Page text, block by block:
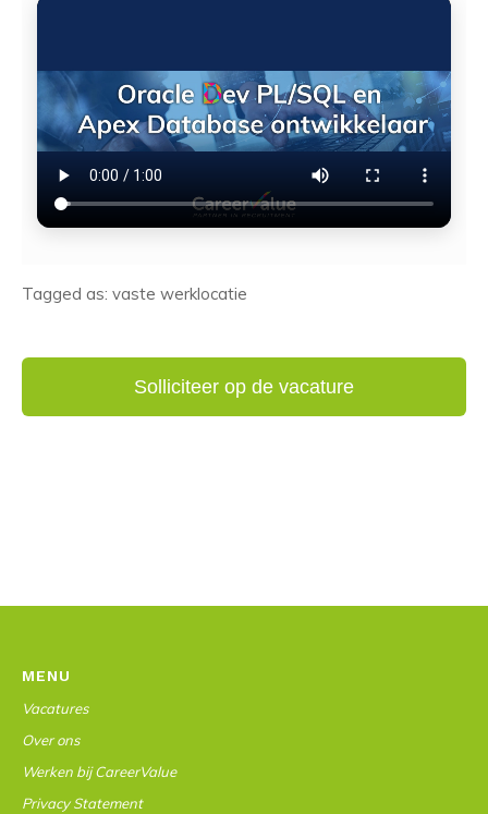
Tagged as: vaste werklocatie
MENU
Vacatures
Over ons
Werken bij CareerValue
Privacy Statement